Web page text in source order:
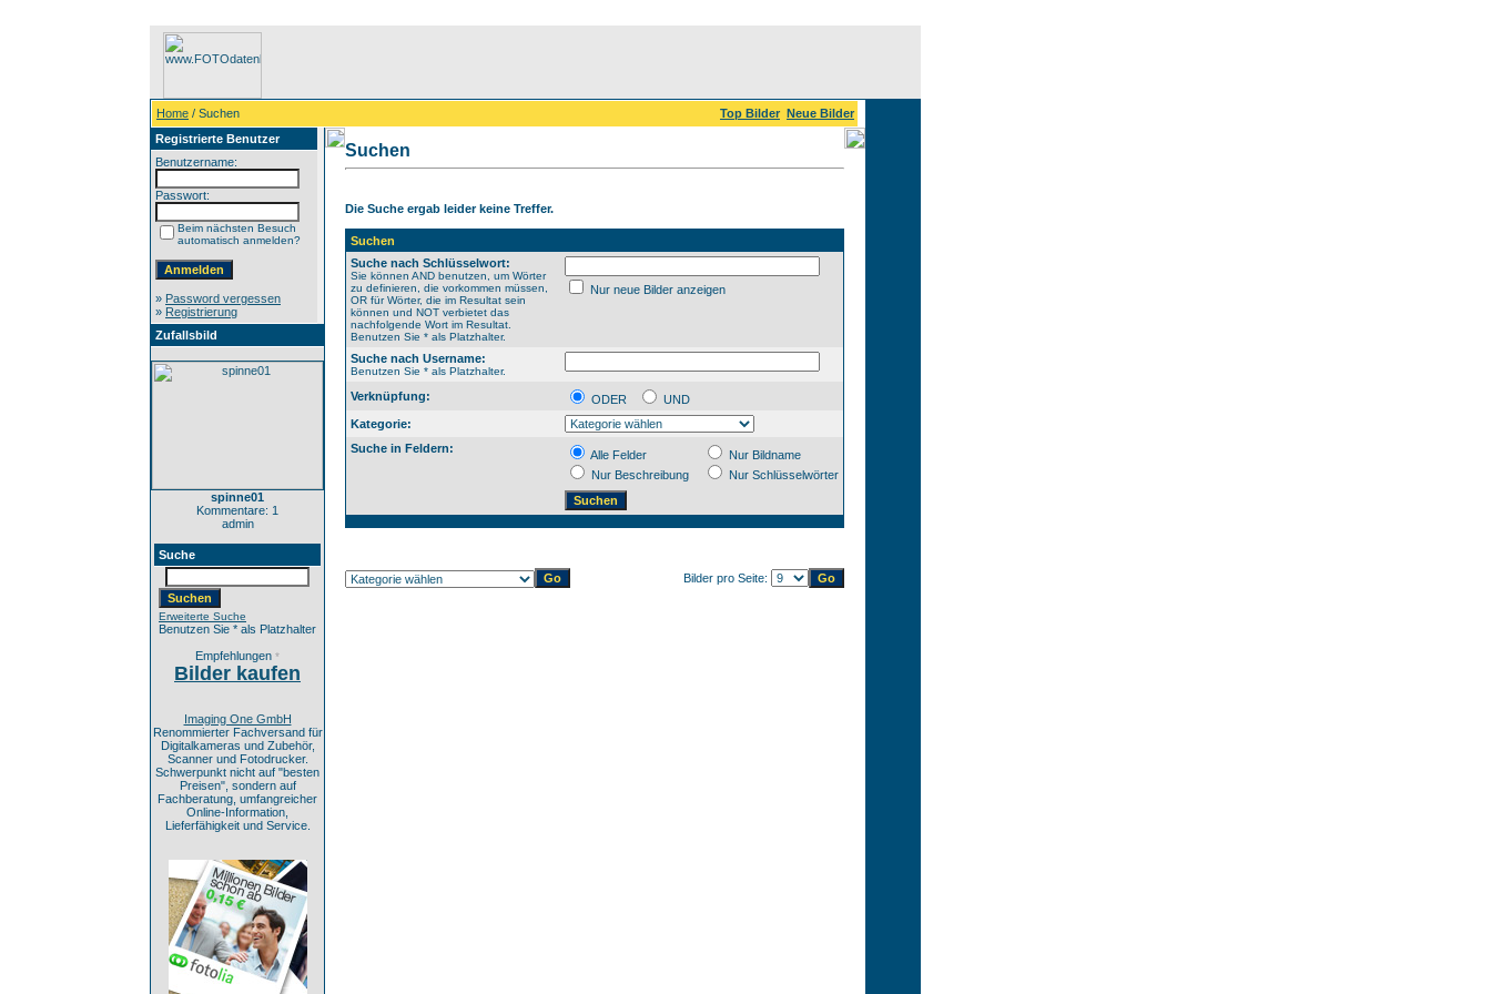
Home / Suchen Top Bilder Neue Bilder
Registrierte Benutzer
Benutzername:
Passwort:
Beim nächsten Besuch
automatisch anmelden?
» Password vergessen
» Registrierung
Zufallsbild
spinne01
Kommentare: 1
admin
Suche
Erweiterte Suche
Benutzen Sie * als Platzhalter
Empfehlungen *
Bilder kaufen
Imaging One GmbH
Renommierter Fachversand für
Digitalkameras und Zubehör,
Scanner und Fotodrucker.
Schwerpunkt nicht auf "besten
Preisen", sondern auf
Fachberatung, umfangreicher
Online-Information,
Lieferfähigkeit und Service.
Suchen
Die Suche ergab leider keine Treffer.
Suchen
Suche nach Schlüsselwort:
Sie können AND benutzen, um Wörter
zu definieren, die vorkommen müssen,
OR für Wörter, die im Resultat sein
können und NOT verbietet das
nachfolgende Wort im Resultat.
Benutzen Sie * als Platzhalter.
Nur neue Bilder anzeigen
Suche nach Username:
Benutzen Sie * als Platzhalter.
Verknüpfung: ODER
UND
Kategorie:
Suche in Feldern:
Alle Felder
Nur Bildname
Nur Beschreibung
Nur Schlüsselwörter
Bilder pro Seite: